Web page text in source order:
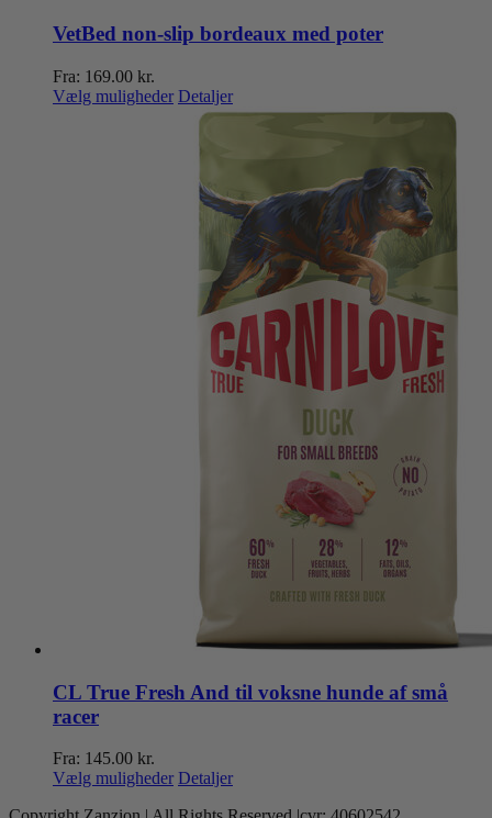
VetBed non-slip bordeaux med poter
Fra: 169.00 kr.
Vælg muligheder Dette
vare
Mulighederne
vælges
varesiden
Detaljer
CL True Fresh And til voksne hunde af små
racer
Fra: 145.00 kr.
Vælg muligheder Dette
Detaljer